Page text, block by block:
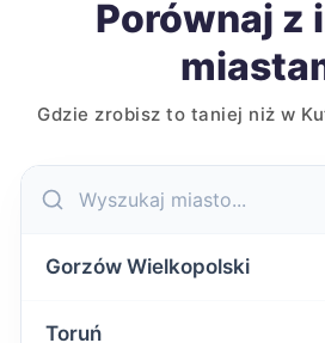
Porównaj z
Gdzie zrobisz to taniej niż w
Gorzów Wielkopolski
Toruń